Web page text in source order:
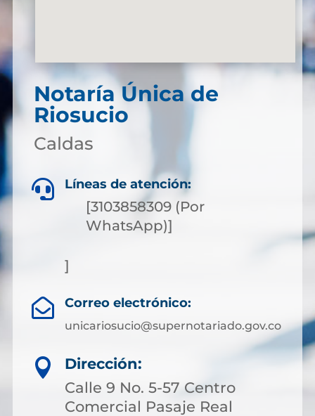
Notaría Única de
Riosucio
Caldas
 Líneas de atención:
[3103858309 (Por
WhatsApp)]
]
 Correo electrónico:
unicariosucio@supernotariado.gov.co

Dirección:
Calle 9 No. 5-57 Centro
Comercial Pasaje Real